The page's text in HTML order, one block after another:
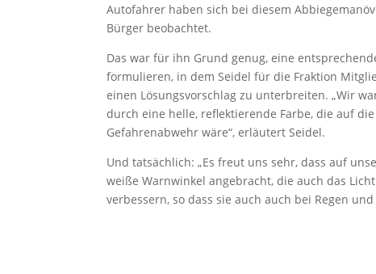
Autofahrer haben sich bei diesem
Bürger beobachtet.
Das war für ihn Grund genug, eine
formulieren, in dem Seidel für die Fraktion
einen Lösungsvorschlag zu unterbreiten. „Wir
durch eine helle, reflektierende Farbe, die auf
Gefahrenabwehr wäre“, erläutert Seidel.
Und tatsächlich: „Es freut uns sehr, dass auf
weiße Warnwinkel angebracht, die auch das
verbessern, so dass sie auch auch bei Regen